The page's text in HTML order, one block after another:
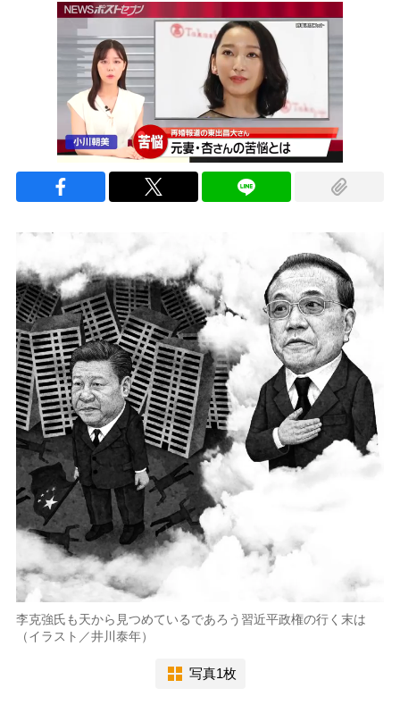
李克強氏も天から見つめているであろう習近平政権の行く末は
（イラスト／井川泰年）
写真1枚